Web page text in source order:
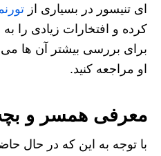
ای تنیسور در بسیاری از
کرده و افتخارات زیادی را
برای بررسی بیشتر آن ها می
او مراجعه کنید.
معرفی همسر و
با توجه به این که در حال